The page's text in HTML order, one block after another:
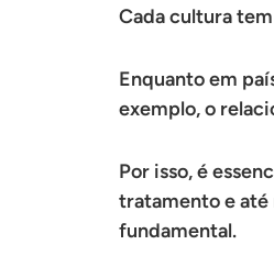
Cada cultura
Enquanto em
exemplo, o
Por isso, é
tratamento e até
fundamental.